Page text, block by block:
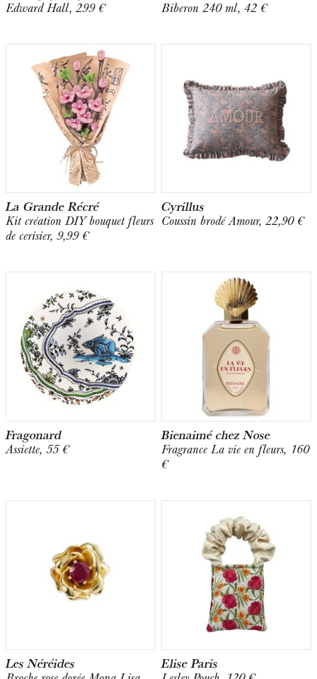
Edward Hall, 299 €
Biberon 240 ml, 42 €
La Grande Récré
Kit création DIY bouquet fleurs
de cerisier, 9,99 €
Cyrillus
Coussin brodé Amour, 22,90 €
Fragonard
Assiette, 55 €
Bienaimé chez Nose
Fragrance La vie en fleurs, 160
€
Les Néréides Elise Paris